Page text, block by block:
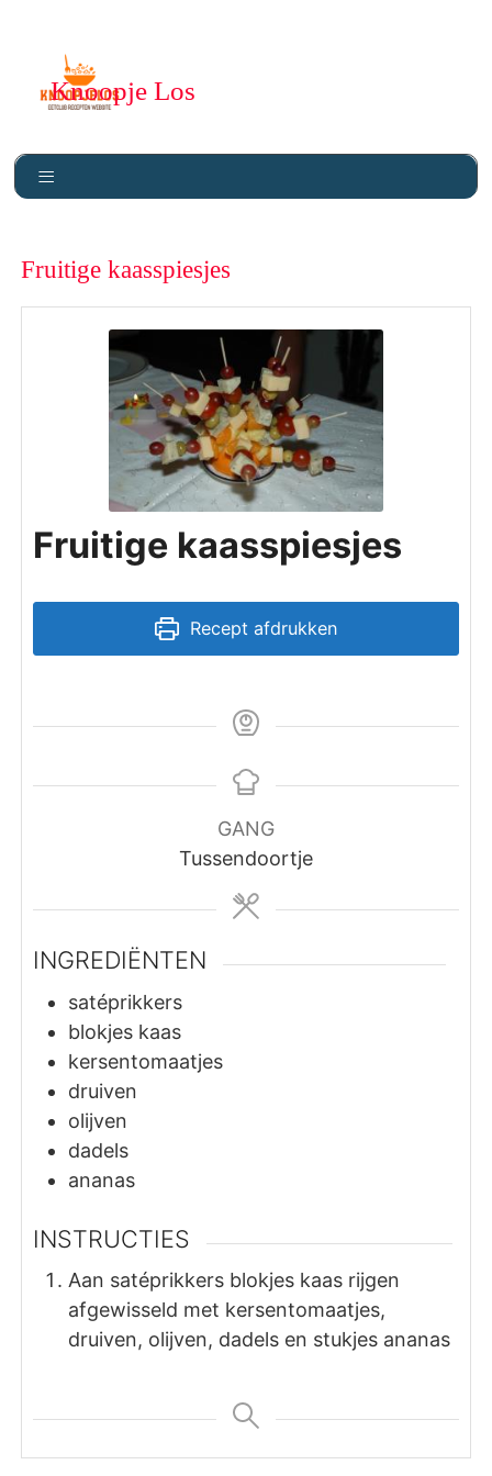
Knoopje Los
Fruitige kaasspiesjes
Fruitige kaasspiesjes
Recept afdrukken
GANG
Tussendoortje
INGREDIËNTEN
satéprikkers
blokjes kaas
kersentomaatjes
druiven
olijven
dadels
ananas
INSTRUCTIES
Aan satéprikkers blokjes kaas rijgen
afgewisseld met kersentomaatjes,
druiven, olijven, dadels en stukjes ananas